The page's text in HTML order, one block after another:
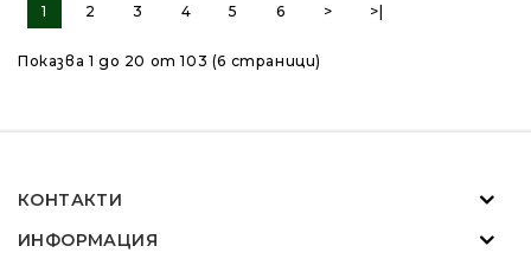
1 2 3 4 5 6 > >|
Показва 1 до 20 от 103 (6 страници)
КОНТАКТИ
ИНФОРМАЦИЯ